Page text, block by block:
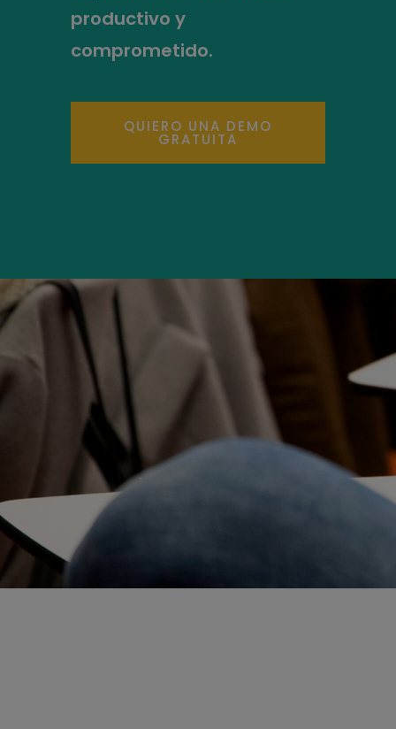
productivo y
comprometido.
QUIERO UNA DEMO
GRATUITA